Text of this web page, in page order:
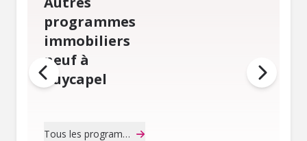
programmes
immobiliers
neuf à
Puycapel
Tous les programmes immobiliers neuf